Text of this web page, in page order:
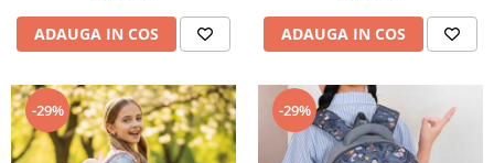
ADAUGA IN COS ADAUGA IN COS
-29% -29%